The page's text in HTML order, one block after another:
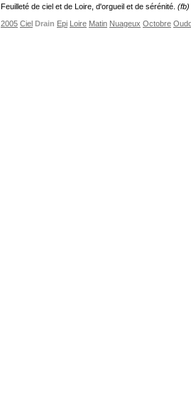
Feuilleté de ciel et de Loire, d'orgueil et de sérénité. (fb)
2005 Ciel Drain Epi Loire Matin Nuageux Octobre